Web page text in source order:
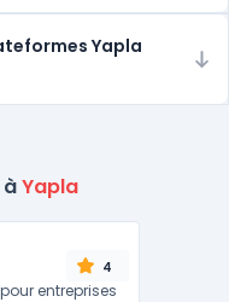
Yapla
Yapla
4
entreprises